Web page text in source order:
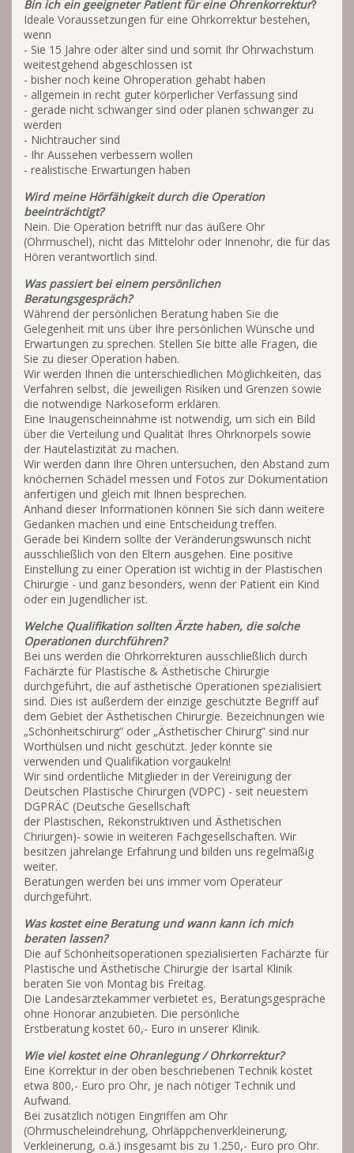
Bin ich ein geeigneter Patient für eine Ohrenkorrektur?
Ideale Voraussetzungen für eine Ohrkorrektur bestehen,
wenn
- Sie 15 Jahre oder älter sind und somit Ihr Ohrwachstum
weitestgehend abgeschlossen ist
- bisher noch keine Ohroperation gehabt haben
- allgemein in recht guter körperlicher Verfassung sind
- gerade nicht schwanger sind oder planen schwanger zu
werden
- Nichtraucher sind
- Ihr Aussehen verbessern wollen
- realistische Erwartungen haben
Wird meine Hörfähigkeit durch die Operation
beeinträchtigt?
Nein. Die Operation betrifft nur das äußere Ohr
(Ohrmuschel), nicht das Mittelohr oder Innenohr, die für das
Hören verantwortlich sind.
Was passiert bei einem persönlichen
Beratungsgespräch?
Während der persönlichen Beratung haben Sie die
Gelegenheit mit uns über Ihre persönlichen Wünsche und
Erwartungen zu sprechen. Stellen Sie bitte alle Fragen, die
Sie zu dieser Operation haben.
Wir werden Ihnen die unterschiedlichen Möglichkeiten, das
Verfahren selbst, die jeweiligen Risiken und Grenzen sowie
die notwendige Narkoseform erklären.
Eine Inaugenscheinnahme ist notwendig, um sich ein Bild
über die Verteilung und Qualität Ihres Ohrknorpels sowie
der Hautelastizität zu machen.
Wir werden dann Ihre Ohren untersuchen, den Abstand zum
knöchernen Schädel messen und Fotos zur Dokumentation
anfertigen und gleich mit Ihnen besprechen.
Anhand dieser Informationen können Sie sich dann weitere
Gedanken machen und eine Entscheidung treffen.
Gerade bei Kindern sollte der Veränderungswunsch nicht
ausschließlich von den Eltern ausgehen. Eine positive
Einstellung zu einer Operation ist wichtig in der Plastischen
Chirurgie - und ganz besonders, wenn der Patient ein Kind
oder ein Jugendlicher ist.
Welche Qualifikation sollten Ärzte haben, die solche
Operationen durchführen?
Bei uns werden die Ohrkorrekturen ausschließlich durch
Fachärzte für Plastische & Ästhetische Chirurgie
durchgeführt, die auf ästhetische Operationen spezialisiert
sind. Dies ist außerdem der einzige geschützte Begriff auf
dem Gebiet der Ästhetischen Chirurgie. Bezeichnungen wie
„Schönheitschirurg“ oder „Ästhetischer Chirurg“ sind nur
Worthülsen und nicht geschützt. Jeder könnte sie
verwenden und Qualifikation vorgaukeln!
Wir sind ordentliche Mitglieder in der Vereinigung der
Deutschen Plastische Chirurgen (VDPC) - seit neuestem
DGPRÄC (Deutsche Gesellschaft
der Plastischen, Rekonstruktiven und Ästhetischen
Chriurgen)- sowie in weiteren Fachgesellschaften. Wir
besitzen jahrelange Erfahrung und bilden uns regelmäßig
weiter.
Beratungen werden bei uns immer vom Operateur
durchgeführt.
Was kostet eine Beratung und wann kann ich mich
beraten lassen?
Die auf Schönheitsoperationen spezialisierten Fachärzte für
Plastische und Ästhetische Chirurgie der Isartal Klinik
beraten Sie von Montag bis Freitag.
Die Landesärztekammer verbietet es, Beratungsgespräche
ohne Honorar anzubieten. Die persönliche
Erstberatung kostet 60,- Euro in unserer Klinik.
Wie viel kostet eine Ohranlegung / Ohrkorrektur?
Eine Korrektur in der oben beschriebenen Technik kostet
etwa 800,- Euro pro Ohr, je nach nötiger Technik und
Aufwand.
Bei zusätzlich nötigen Eingriffen am Ohr
(Ohrmuscheleindrehung, Ohrläppchenverkleinerung,
Verkleinerung, o.ä.) insgesamt bis zu 1.250,- Euro pro Ohr.